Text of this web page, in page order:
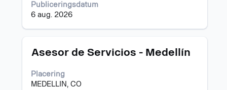
Publiceringsdatum
6 aug. 2026
jobbeskrivningen.
Titel
Asesor de Servicios - Medellín
Placering
MEDELLIN, CO
Klicka
blankstegstangenten
för